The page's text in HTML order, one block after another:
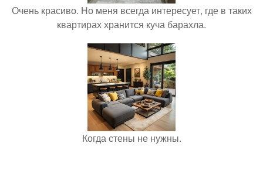
Очень красиво. Но меня всегда интересует, где в таких
квартирах хранится куча барахла.
Когда стены не нужны.